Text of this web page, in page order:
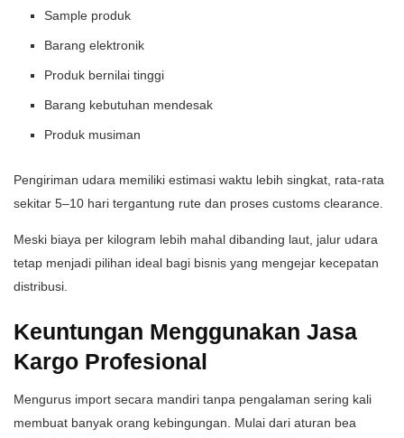
Sample produk
Barang elektronik
Produk bernilai tinggi
Barang kebutuhan mendesak
Produk musiman
Pengiriman udara memiliki estimasi waktu lebih singkat, rata-rata
sekitar 5–10 hari tergantung rute dan proses customs clearance.
Meski biaya per kilogram lebih mahal dibanding laut, jalur udara
tetap menjadi pilihan ideal bagi bisnis yang mengejar kecepatan
distribusi.
Keuntungan Menggunakan Jasa
Kargo Profesional
Mengurus import secara mandiri tanpa pengalaman sering kali
membuat banyak orang kebingungan. Mulai dari aturan bea